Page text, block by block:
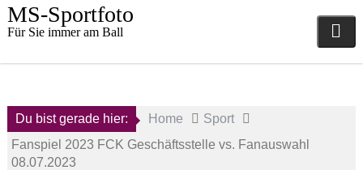
Skip
toMS-Sportfoto
Für Sie immer am Ball
Du bist gerade hier: Home
Sport
Fanspiel 2023 FCK Geschäftsstelle vs. Fanauswahl
08.07.2023